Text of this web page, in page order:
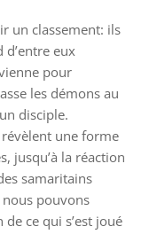
un classement: ils
eux
pour
les démons au
disciple.
une forme
jusqu’à la réaction
samaritains
nous pouvons
ce qui s’est joué